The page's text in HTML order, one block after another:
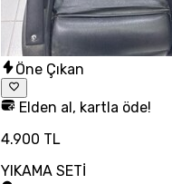
Öne Çıkan
Elden al, kartla öde!
4.900 TL
YIKAMA SETİ